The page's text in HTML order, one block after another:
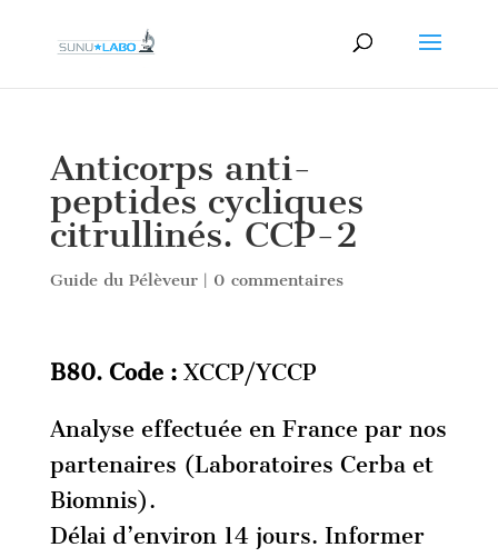
Anticorps anti-
peptides cycliques
citrullinés. CCP-2
Guide du Pélèveur| 0 commentaires
B80. Code :XCCP/YCCP
Analyse effectuée en France par nos
partenaires (Laboratoires Cerba et
Biomnis).
Délai d’environ 14 jours. Informer